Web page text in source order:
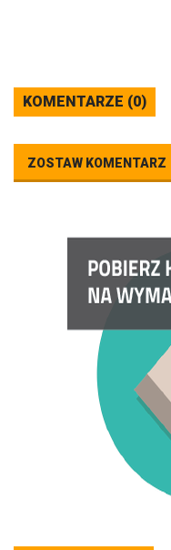
KOMENTARZE (0)
ZOSTAW KOMENTARZ